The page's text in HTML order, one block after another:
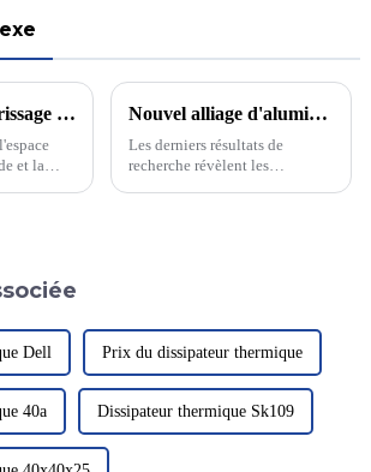
Héliport d'atterrissage pour hélicoptères de taille personnalisée
et la
est
Nouvel alliage d'aluminium moulé sous pression à haute résistance : matériau clé pour l'allègement et l'amélioration des performances des véhicules automobiles
Les derniers résultats de
recherche révèlent les
Dell Prix ​​du dissipateur thermique
40a Dissipateur thermique Sk109